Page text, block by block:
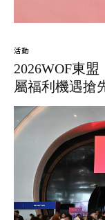
活動
2026WOF東
屬福利機遇搶